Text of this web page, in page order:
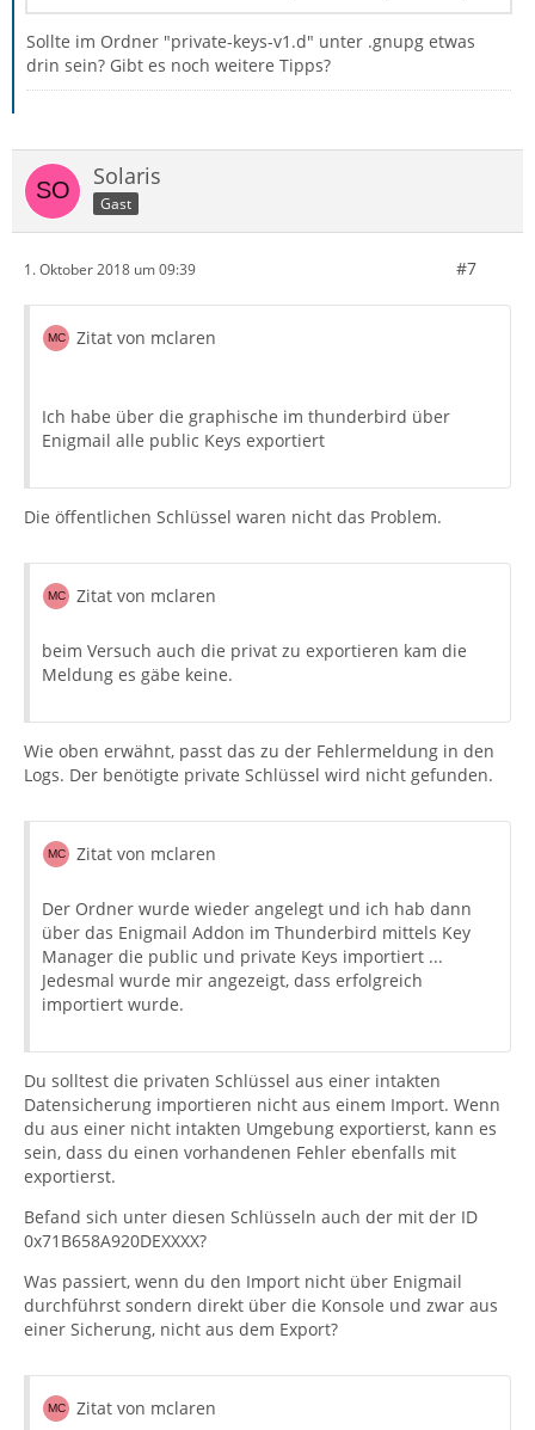
Sollte im Ordner "private-keys-v1.d" unter .gnupg etwas
drin sein? Gibt es noch weitere Tipps?
Solaris
Gast
1. Oktober 2018 um 09:39 #7
Zitat von mclaren
Ich habe über die graphische im thunderbird über
Enigmail alle public Keys exportiert
Die öffentlichen Schlüssel waren nicht das Problem.
Zitat von mclaren
beim Versuch auch die privat zu exportieren kam die
Meldung es gäbe keine.
Wie oben erwähnt, passt das zu der Fehlermeldung in den
Logs. Der benötigte private Schlüssel wird nicht gefunden.
Zitat von mclaren
Der Ordner wurde wieder angelegt und ich hab dann
über das Enigmail Addon im Thunderbird mittels Key
Manager die public und private Keys importiert ...
Jedesmal wurde mir angezeigt, dass erfolgreich
importiert wurde.
Du solltest die privaten Schlüssel aus einer intakten
Datensicherung importieren nicht aus einem Import. Wenn
du aus einer nicht intakten Umgebung exportierst, kann es
sein, dass du einen vorhandenen Fehler ebenfalls mit
exportierst.
Befand sich unter diesen Schlüsseln auch der mit der ID
0x71B658A920DEXXXX?
Was passiert, wenn du den Import nicht über Enigmail
durchführst sondern direkt über die Konsole und zwar aus
einer Sicherung, nicht aus dem Export?
Zitat von mclaren